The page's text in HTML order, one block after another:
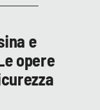
e
opere